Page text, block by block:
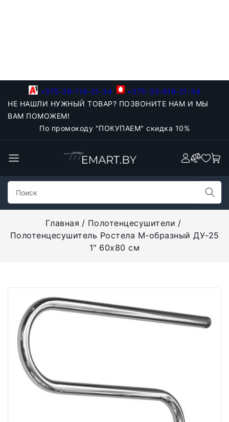
+375-29-118-21-34
+375-33-918-21-34
НЕ НАШЛИ НУЖНЫЙ ТОВАР? ПОЗВОНИТЕ НАМ И МЫ
ВАМ ПОМОЖЕМ!
По промокоду "ПОКУПАЕМ" скидка 10%
Главная
Полотенцесушители
Полотенцесушитель Ростела М-образный ДУ-25
1" 60x80 см